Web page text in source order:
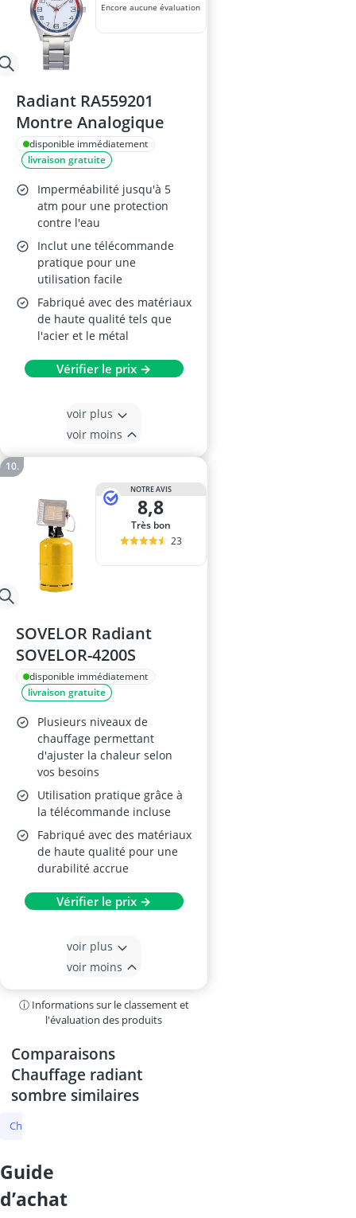
Encore aucune évaluation
Radiant RA559201
Montre Analogique
disponible immédiatement
livraison gratuite
Imperméabilité jusqu'à 5
atm pour une protection
contre l'eau
Inclut une télécommande
pratique pour une
utilisation facile
Fabriqué avec des matériaux
de haute qualité tels que
l'acier et le métal
Vérifier le prix →
voir plus
voir moins
NOTRE AVIS
8,8
Très bon
23
SOVELOR Radiant
SOVELOR-4200S
disponible immédiatement
livraison gratuite
Plusieurs niveaux de
chauffage permettant
d'ajuster la chaleur selon
vos besoins
Utilisation pratique grâce à
la télécommande incluse
Fabriqué avec des matériaux
de haute qualité pour une
durabilité accrue
Vérifier le prix →
voir plus
voir moins
ⓘ Informations sur le classement et
l'évaluation des produits
Comparaisons
Chauffage radiant
sombre similaires
Chauffage radiant sombre
guide
d’achat